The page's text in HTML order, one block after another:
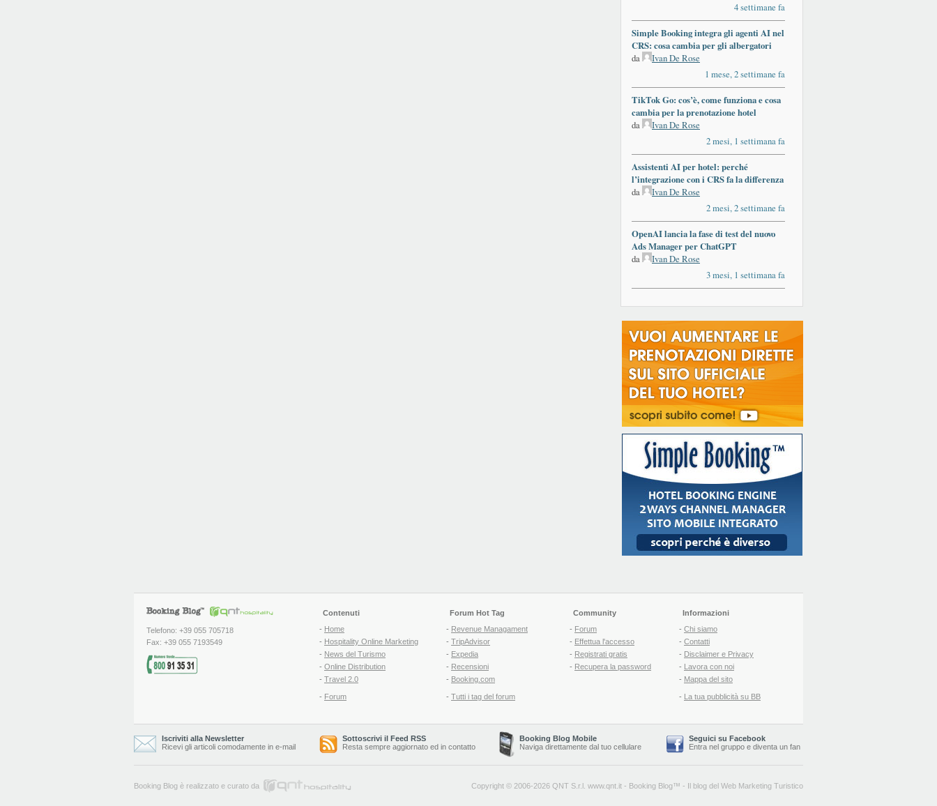
4 settimane fa
Simple Booking integra gli agenti AI nel
CRS: cosa cambia per gli albergatori
da
Ivan De Rose
1 mese, 2 settimane fa
TikTok Go: cos’è, come funziona e cosa
cambia per la prenotazione hotel
da
Ivan De Rose
2 mesi, 1 settimana fa
Assistenti AI per hotel: perché
l’integrazione con i CRS fa la differenza
da
Ivan De Rose
2 mesi, 2 settimane fa
OpenAI lancia la fase di test del nuovo
Ads Manager per ChatGPT
da
Ivan De Rose
3 mesi, 1 settimana fa
Telefono: +39 055 705718
Fax: +39 055 7193549
Contenuti
- Home
- Hospitality Online Marketing
- News del Turismo
- Online Distribution
- Travel 2.0
- Forum
Forum Hot Tag
- Revenue Managament
- TripAdvisor
- Expedia
- Recensioni
- Booking.com
- Tutti i tag del forum
Community
- Forum
- Effettua l'accesso
- Registrati gratis
- Recupera la password
Informazioni
- Chi siamo
- Contatti
- Disclaimer e Privacy
- Lavora con noi
- Mappa del sito
- La tua pubblicità su BB
Iscriviti alla Newsletter
Ricevi gli articoli comodamente in e-mail
Sottoscrivi il Feed RSS
Resta sempre aggiornato ed in contatto
Booking Blog Mobile
Naviga direttamente dal tuo cellulare
Seguici su Facebook
Entra nel gruppo e diventa un fan
Booking Blog è realizzato e curato da Copyright © 2006-2026 QNT S.r.l. www.qnt.it - Booking Blog™ - Il blog del Web Marketing Turistico